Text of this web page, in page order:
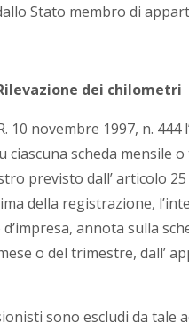
Stato membro di
dei chilometri
10 novembre 1997, n.
ciascuna scheda mensile
previsto dall’ articolo 25
della registrazione,
annota sulla
o del trimestre, dall’
sono escludi da tale